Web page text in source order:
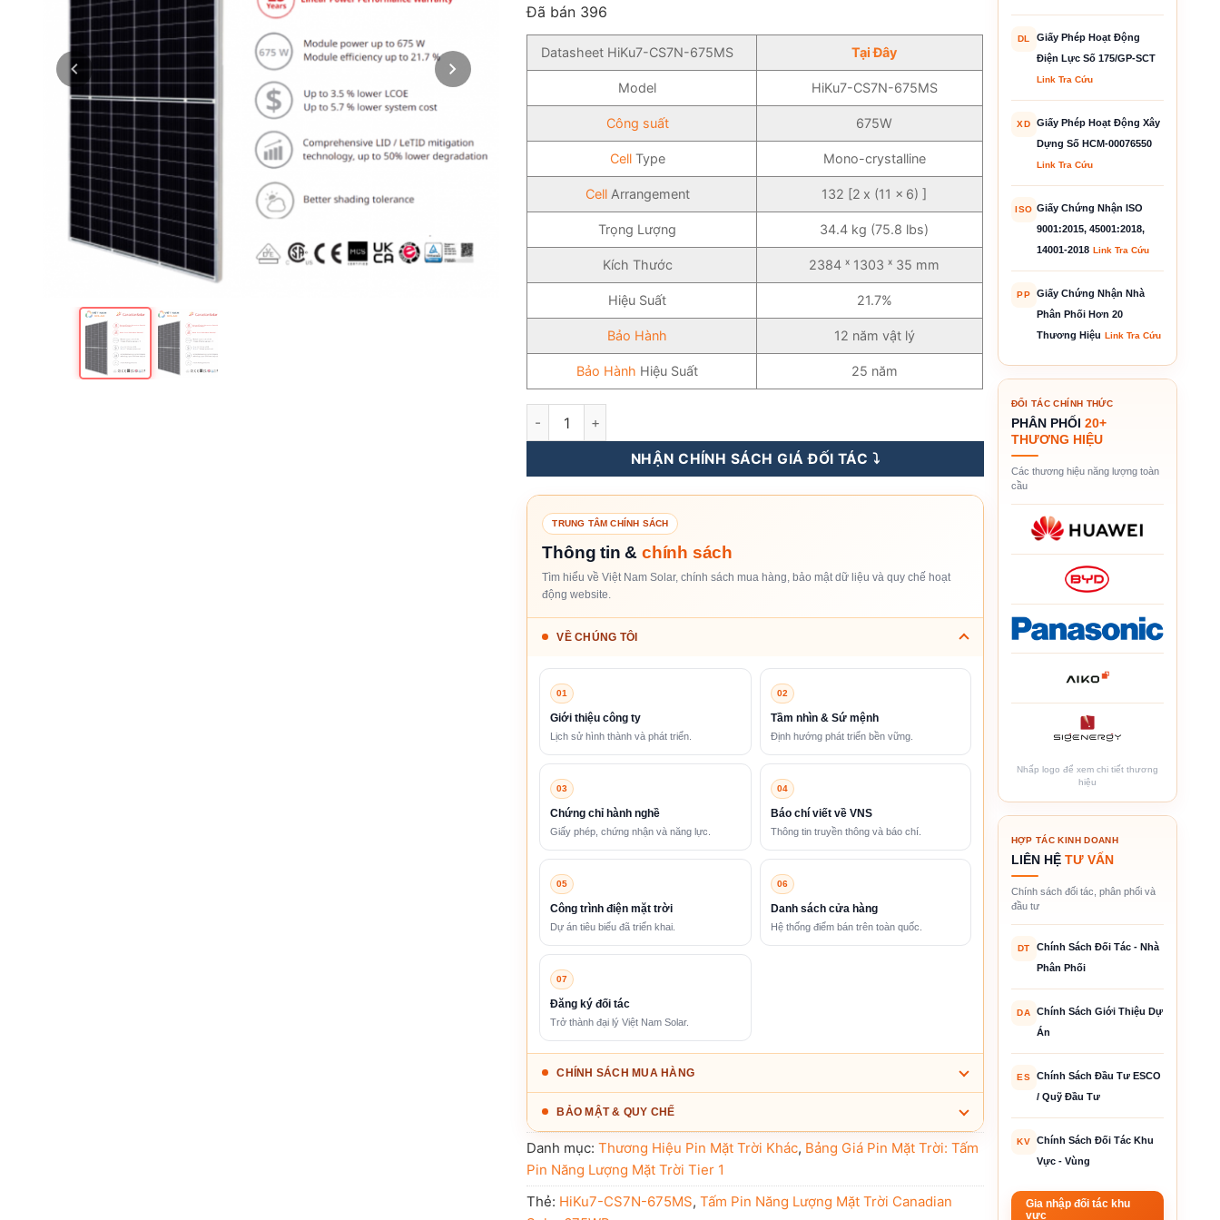
Đã bán 396
Datasheet HiKu7-CS7N-675MS Tại Đây
Model HiKu7-CS7N-675MS
Công suất 675W
CellType Mono-crystalline
CellArrangement 132 [2 x (11 x 6) ]
Trọng Lượng 34.4 kg (75.8 lbs)
Kích Thước 2384 ˣ 1303 ˣ 35 mm
Hiệu Suất 21.7%
Bảo Hành 12 năm vật lý
Bảo Hành Hiệu Suất 25 năm
Tấm Pin Năng Lượng Mặt Trời Canadian Solar 675WP - HiKu7-CS7N-675MS số lượng
NHẬN CHÍNH SÁCH GIÁ ĐỐI TÁC ⤵️
TRUNG TÂM CHÍNH SÁCH
Thông tin & chính sách
Tìm hiểu về Việt Nam Solar, chính sách mua hàng, bảo mật dữ liệu và quy chế hoạt
động website.
VỀ CHÚNG TÔI
01
Giới thiệu công ty
Lịch sử hình thành và phát triển.
02
Tầm nhìn & Sứ mệnh
Định hướng phát triển bền vững.
03
Chứng chỉ hành nghề
Giấy phép, chứng nhận và năng lực.
04
Báo chí viết về VNS
Thông tin truyền thông và báo chí.
05
Công trình điện mặt trời
Dự án tiêu biểu đã triển khai.
06
Danh sách cửa hàng
Hệ thống điểm bán trên toàn quốc.
07
Đăng ký đối tác
Trở thành đại lý Việt Nam Solar.
CHÍNH SÁCH MUA HÀNG
BẢO MẬT & QUY CHẾ
Danh mục:Thương Hiệu Pin Mặt Trời Khác, Bảng Giá Pin Mặt Trời: Tấm
Pin Năng Lượng Mặt Trời Tier 1
Thẻ: HiKu7-CS7N-675MS,Tấm Pin Năng Lượng Mặt Trời Canadian
DL
Giấy Phép Hoạt Động
Điện Lực Số 175/GP-SCT
Link Tra Cứu
XD
Giấy Phép Hoạt Động Xây
Dựng Số HCM-00076550
Link Tra Cứu
ISO Giấy Chứng Nhận ISO
9001:2015, 45001:2018,
14001-2018 Link Tra Cứu
PP
Giấy Chứng Nhận Nhà
Phân Phối Hơn 20
Thương Hiệu Link Tra Cứu
ĐỐI TÁC CHÍNH THỨC
PHÂN PHỐI 20+
THƯƠNG HIỆU
Các thương hiệu năng lượng toàn
cầu
Nhấp logo để xem chi tiết thương
hiệu
HỢP TÁC KINH DOANH
LIÊN HỆ TƯ VẤN
Chính sách đối tác, phân phối và
đầu tư
DT
Chính Sách Đối Tác - Nhà
Phân Phối
DA
Chính Sách Giới Thiệu Dự
Án
ES
Chính Sách Đầu Tư ESCO
/ Quỹ Đầu Tư
KV
Chính Sách Đối Tác Khu
Vực - Vùng
Gia nhập đối tác khu
vực